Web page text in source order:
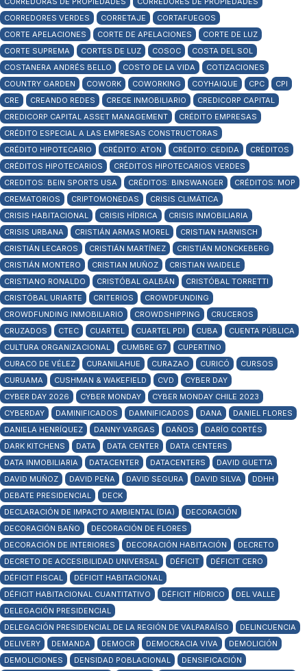
CORREDORES VERDES
CORRETAJE
CORTAFUEGOS
CORTE APELACIONES
CORTE DE APELACIONES
CORTE DE LUZ
CORTE SUPREMA
CORTES DE LUZ COSOC
COSTA DEL SOL
COSTANERA ANDRÉS BELLO
COSTO DE LA VIDA
COTIZACIONES
COUNTRY GARDEN
COWORK COWORKING COYHAIQUE CPC
CPI
CRE
CREANDO REDES CRECE INMOBILIARIO
CREDICORP CAPITAL
CREDICORP CAPITAL ASSET MANAGEMENT
CRÉDITO EMPRESAS
CRÉDITO ESPECIAL A LAS EMPRESAS CONSTRUCTORAS
CRÉDITO HIPOTECARIO
CRÉDITO: ATON CRÉDITO: CEDIDA
CRÉDITOS
CRÉDITOS HIPOTECARIOS
CRÉDITOS HIPOTECARIOS VERDES
CREDITOS: BEIN SPORTS USA
CRÉDITOS: BINSWANGER
CRÉDITOS: MOP
CREMATORIOS
CRIPTOMONEDAS
CRISIS CLIMÁTICA
CRISIS HABITACIONAL
CRISIS HÍDRICA
CRISIS INMOBILIARIA
CRISIS URBANA
CRISTIÁN ARMAS MOREL
CRISTIAN HARNISCH
CRISTIÁN LECAROS
CRISTIÁN MARTÍNEZ
CRISTIÁN MONCKEBERG
CRISTIÁN MONTERO
CRISTIAN MUÑOZ
CRISTIAN WAIDELE
CRISTIANO RONALDO
CRISTÓBAL GALBÁN
CRISTÓBAL TORRETTI
CRISTÓBAL URIARTE
CRITERIOS
CROWDFUNDING
CROWDFUNDING INMOBILIARIO
CROWDSHIPPING
CRUCEROS
CRUZADOS
CTEC CUARTEL CUARTEL PDI CUBA
CUENTA PÚBLICA
CULTURA ORGANIZACIONAL
CUMBRE G7
CUPERTINO
CURACO DE VÉLEZ
CURANILAHUE CURAZAO CURICÓ
CURSOS
CURUAMA
CUSHMAN & WAKEFIELD CVD
CYBER DAY
CYBER DAY 2026
CYBER MONDAY
CYBER MONDAY CHILE 2023
CYBERDAY
DAMINIFICADOS DAMNIFICADOS DANA
DANIEL FLORES
DANIELA HENRÍQUEZ
DANNY VARGAS DAÑOS
DARÍO CORTÉS
DARK KITCHENS
DATA DATA CENTER
DATA CENTERS
DATA INMOBILIARIA
DATACENTER DATACENTERS
DAVID GUETTA
DAVID MUÑOZ
DAVID PEÑA DAVID SEGURA DAVID SILVA
DDHH
DEBATE PRESIDENCIAL
DECK
DECLARACIÓN DE IMPACTO AMBIENTAL (DIA)
DECORACIÓN
DECORACIÓN BAÑO
DECORACIÓN DE FLORES
DECORACIÓN DE INTERIORES
DECORACIÓN HABITACIÓN
DECRETO
DECRETO DE ACCESIBILIDAD UNIVERSAL
DÉFICIT
DÉFICIT CERO
DÉFICIT FISCAL
DÉFICIT HABITACIONAL
DÉFICIT HABITACIONAL CUANTITATIVO
DÉFICIT HÍDRICO
DEL VALLE
DELEGACIÓN PRESIDENCIAL
DELEGACIÓN PRESIDENCIAL DE LA REGIÓN DE VALPARAÍSO
DELINCUENCIA
DELIVERY
DEMANDA DEMOCR DEMOCRACIA VIVA
DEMOLICIÓN
DEMOLICIONES
DENSIDAD POBLACIONAL
DENSIFICACIÓN